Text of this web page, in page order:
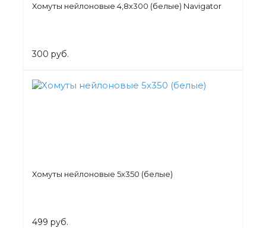
Хомуты нейлоновые 4,8х300 (белые) Navigator
300 руб.
Хомуты нейлоновые 5х350 (белые)
499 руб.